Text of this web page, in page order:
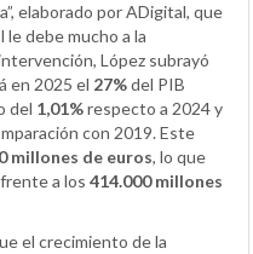
elaborado por ADigital, que
debe mucho a la
López subrayó
en 2025 el 27%del PIB
del 1,01%respecto a 2024 y
con 2019. Este
millones de euros, lo que
frente a los 414.000 millones
el crecimiento de la